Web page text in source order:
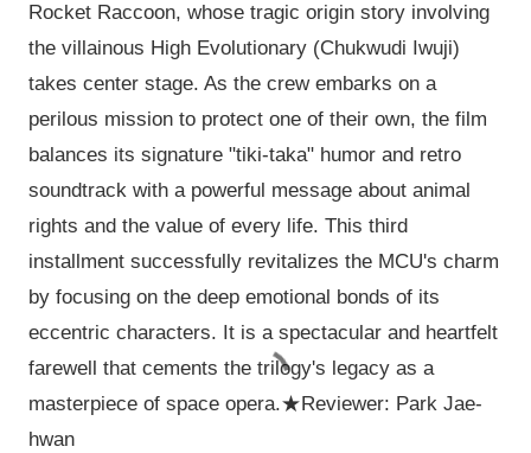
Rocket Raccoon, whose tragic origin story involving
the villainous High Evolutionary (Chukwudi Iwuji)
takes center stage. As the crew embarks on a
perilous mission to protect one of their own, the film
balances its signature "tiki-taka" humor and retro
soundtrack with a powerful message about animal
rights and the value of every life. This third
installment successfully revitalizes the MCU's charm
by focusing on the deep emotional bonds of its
eccentric characters. It is a spectacular and heartfelt
farewell that cements the trilogy's legacy as a
masterpiece of space opera.★Reviewer: Park Jae-
hwan